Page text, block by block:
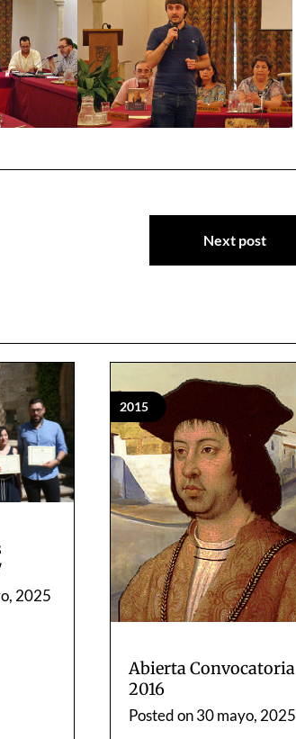
Next post
2025
2015
Abierta Convocatoria
2016
Posted on30 mayo, 2025